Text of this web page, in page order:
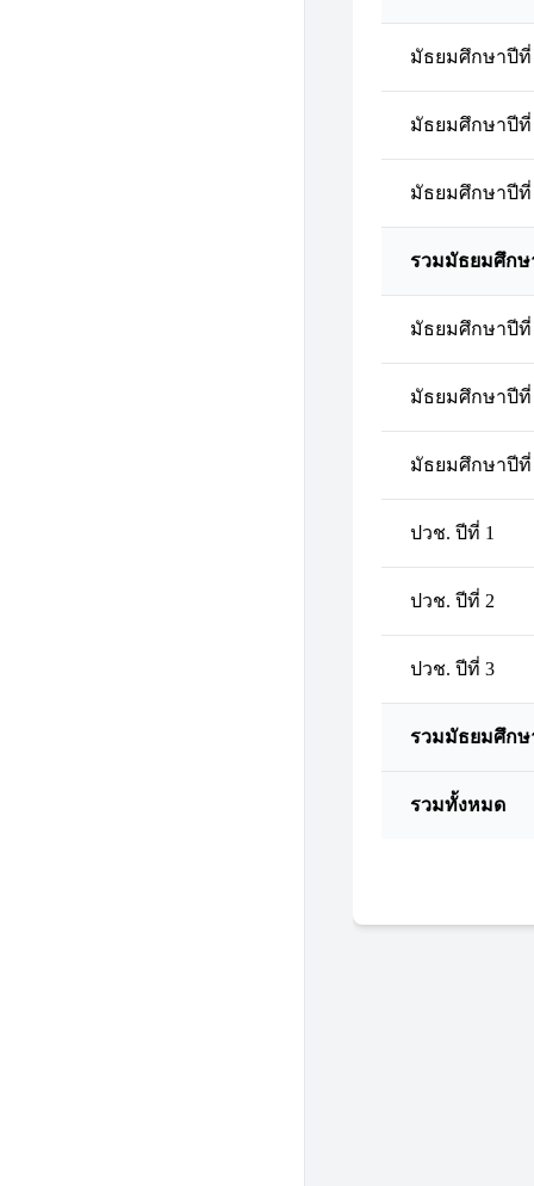
มัธยมศึกษาปีที่
มัธยมศึกษาปีที่
มัธยมศึกษาปีที่
รวมมัธยมศึก
มัธยมศึกษาปีที่
มัธยมศึกษาปีที่
มัธยมศึกษาปีที่
ปวช. ปีที่ 1
ปวช. ปีที่ 2
ปวช. ปีที่ 3
รวมมัธยมศึกษ
รวมทั้งหมด